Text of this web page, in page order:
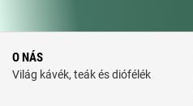
O NÁS
Világ kávék, teák és diófélék